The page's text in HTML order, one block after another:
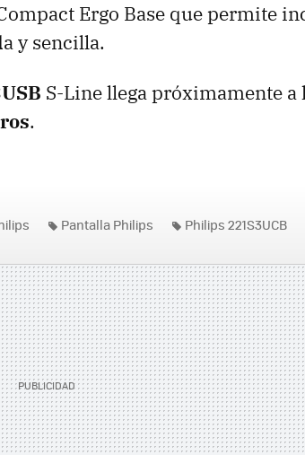
Ergo Base que permite
y sencilla.
S-Line llega próximamente a
.
Pantalla Philips Philips 221S3UCB